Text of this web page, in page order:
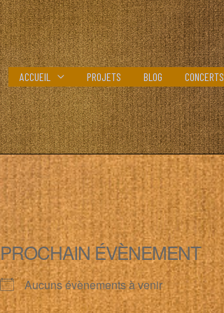
ACCUEIL PROJETS BLOG CONCERTS
PROCHAIN ÉVÈNEMENT
Aucuns évènements à venir